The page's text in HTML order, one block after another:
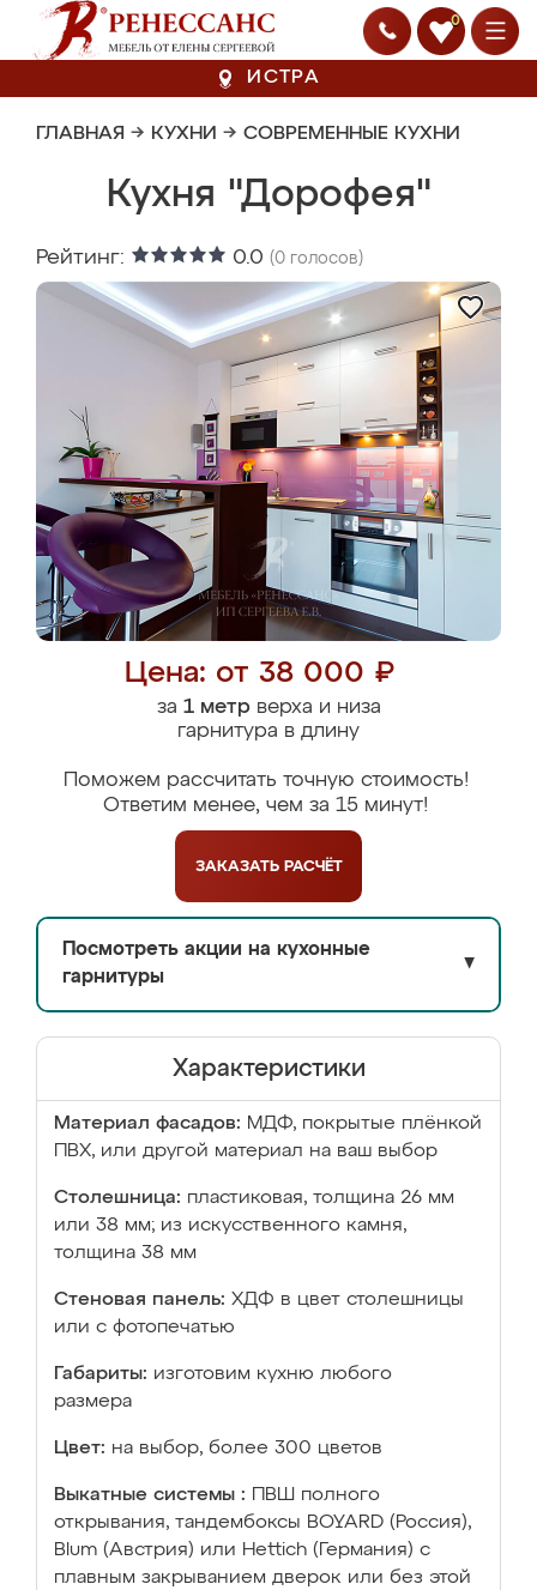
0
ИСТРА
ГЛАВНАЯ → КУХНИ → СОВРЕМЕННЫЕ КУХНИ
Кухня "Дорофея"
Рейтинг: 0.0 (0 голосов)
Цена: от 38 000 ₽
за 1 метрверха и низа
гарнитура в длину
Поможем рассчитать точную стоимость!
Ответим менее, чем за 15 минут!
ЗАКАЗАТЬ РАСЧЁТ
Посмотреть акции на кухонные
гарнитуры
▼
Характеристики
Материал фасадов: МДФ, покрытые плёнкой
ПВХ, или другой материал на ваш выбор
Столешница: пластиковая, толщина 26 мм
или 38 мм; из искусственного камня,
толщина 38 мм
Стеновая панель: ХДФ в цвет столешницы
или с фотопечатью
Габариты: изготовим кухню любого
размера
Цвет: на выбор, более 300 цветов
Выкатные системы :
ПВШ полного
открывания, тандембоксы BOYARD (Россия),
Blum (Австрия) или Hettich (Германия) с
плавным закрыванием дверок или без этой